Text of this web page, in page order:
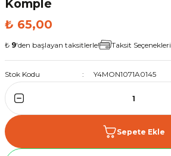
Komple
₺ 65,00
₺ 9'den başlayan taksitlerle! Taksit Seçenekleri
Stok Kodu Y4MON1071A0145
Sepete Ekle